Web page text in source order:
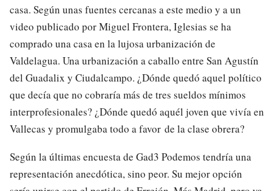
casa. Según unas fuentes cercanas a este medio y a un
video publicado por Miguel Frontera, Iglesias se ha
comprado una casa en la lujosa urbanización de
Valdelagua. Una urbanización a caballo entre San Agustín
del Guadalix y Ciudalcampo. ¿Dónde quedó aquel político
que decía que no cobraría más de tres sueldos mínimos
interprofesionales? ¿Dónde quedó aquél joven que vivía en
Vallecas y promulgaba todo a favor de la clase obrera?
Según la últimas encuesta de Gad3 Podemos tendría una
representación anecdótica, sino peor. Su mejor opción